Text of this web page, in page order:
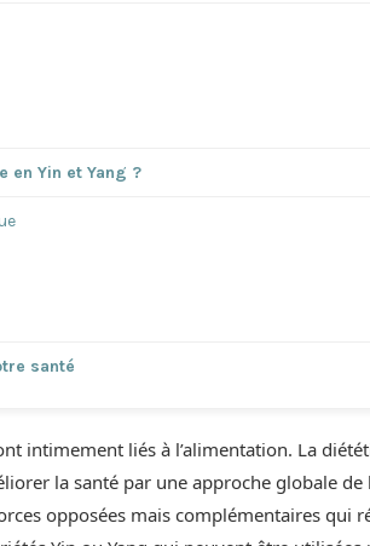
en Yin et Yang ?
santé
intimement liés à l’alimentation. La
la santé par une approche globale
opposées mais complémentaires qui